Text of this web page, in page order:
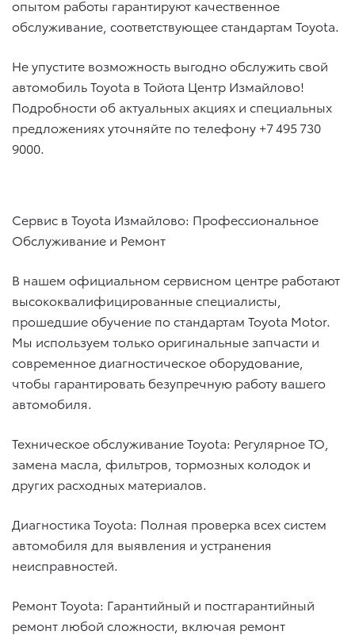
опытом работы гарантируют качественное
обслуживание, соответствующее стандартам Toyota.
Не упустите возможность выгодно обслужить свой
автомобиль Toyota в Тойота Центр Измайлово!
Подробности об актуальных акциях и специальных
предложениях уточняйте по телефону +7 495 730
9000.
Сервис в Toyota Измайлово: Профессиональное
Обслуживание и Ремонт
В нашем официальном сервисном центре работают
высококвалифицированные специалисты,
прошедшие обучение по стандартам Toyota Motor.
Мы используем только оригинальные запчасти и
современное диагностическое оборудование,
чтобы гарантировать безупречную работу вашего
автомобиля.
Техническое обслуживание Toyota: Регулярное ТО,
замена масла, фильтров, тормозных колодок и
других расходных материалов.
Диагностика Toyota: Полная проверка всех систем
автомобиля для выявления и устранения
неисправностей.
Ремонт Toyota: Гарантийный и постгарантийный
ремонт любой сложности, включая ремонт